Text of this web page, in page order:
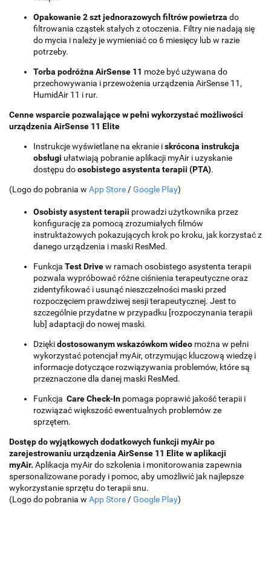
Opakowanie 2 szt jednorazowych filtrów powietrza do
filtrowania cząstek stałych z otoczenia. Filtry nie nadają się
do mycia i należy je wymieniać co 6 miesięcy lub w razie
potrzeby.
Torba podróżna AirSense 11 może być używana do
przechowywania i przewożenia urządzenia AirSense 11,
HumidAir 11 i rur.
Cenne wsparcie pozwalające w pełni wykorzystać możliwości
urządzenia AirSense 11 Elite
Instrukcje wyświetlane na ekranie iskrócona instrukcja
obsługi ułatwiają pobranie aplikacji myAir i uzyskanie
dostępu doosobistego asystenta terapii (PTA).
(Logo do pobrania w App Store /Google Play)
Osobisty asystent terapii prowadzi użytkownika przez
konfigurację za pomocą zrozumiałych filmów
instruktażowych pokazujących krok po kroku, jak korzystać z
danego urządzenia i maski ResMed.
Funkcja Test Drivew ramach osobistego asystenta terapii
pozwala wypróbować różne ciśnienia terapeutyczne oraz
zidentyfikować i usunąć nieszczelności maski przed
rozpoczęciem prawdziwej sesji terapeutycznej. Jest to
szczególnie przydatne w przypadku [rozpoczynania terapii
lub] adaptacji do nowej maski.
Dziękidostosowanym wskazówkom wideo można w pełni
wykorzystać potencjał myAir, otrzymując kluczową wiedzę i
informacje dotyczące rozwiązywania problemów, które są
przeznaczone dla danej maski ResMed.
Funkcja Care Check-In pomaga poprawić jakość terapii i
rozwiązać większość ewentualnych problemów ze
sprzętem.
Dostęp do wyjątkowych dodatkowych funkcji myAir po
zarejestrowaniu urządzenia AirSense 11 Elite w aplikacji
myAir. Aplikacja myAir do szkolenia i monitorowania zapewnia
spersonalizowane porady i pomoc, aby umożliwić jak najlepsze
wykorzystanie sprzętu do terapii snu.
(Logo do pobrania w App Store /Google Play)